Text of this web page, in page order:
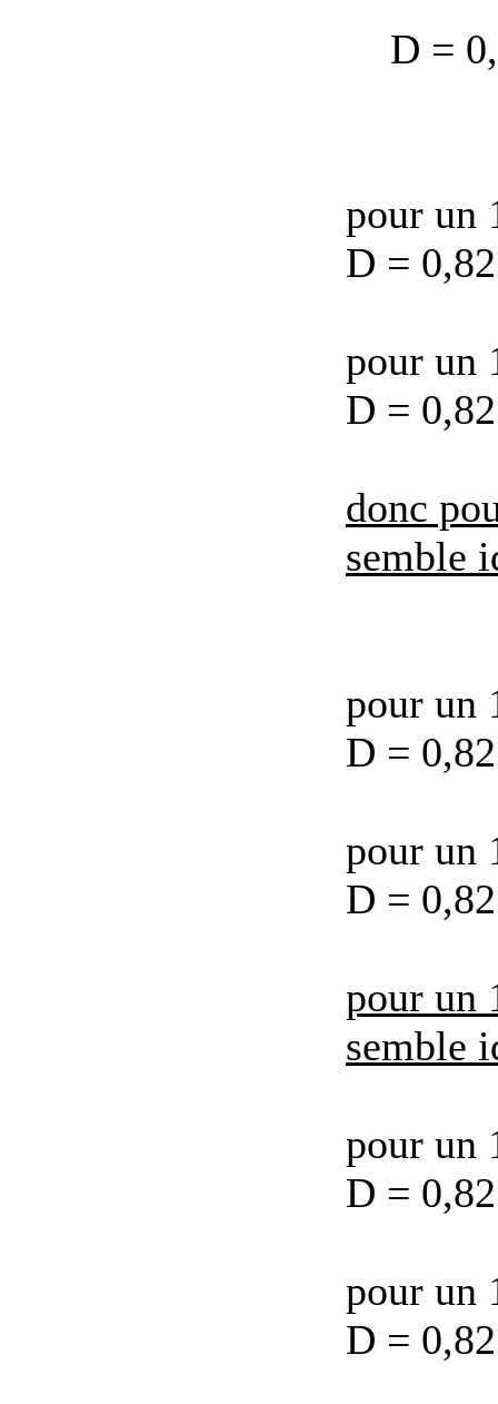
D =
pour un
D =
pour un
D =
donc
semble
pour un
D =
pour un
D =
pour un
semble
pour un
D =
pour un
D =